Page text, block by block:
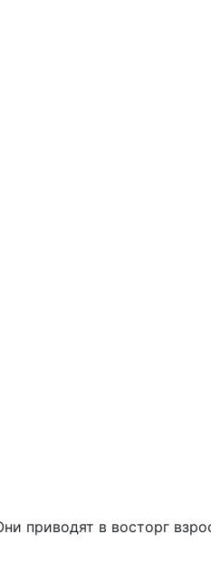
приводят в восторг